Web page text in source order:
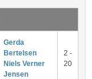
Gerda
Bertelsen
Niels Verner
Jensen
2 -
20